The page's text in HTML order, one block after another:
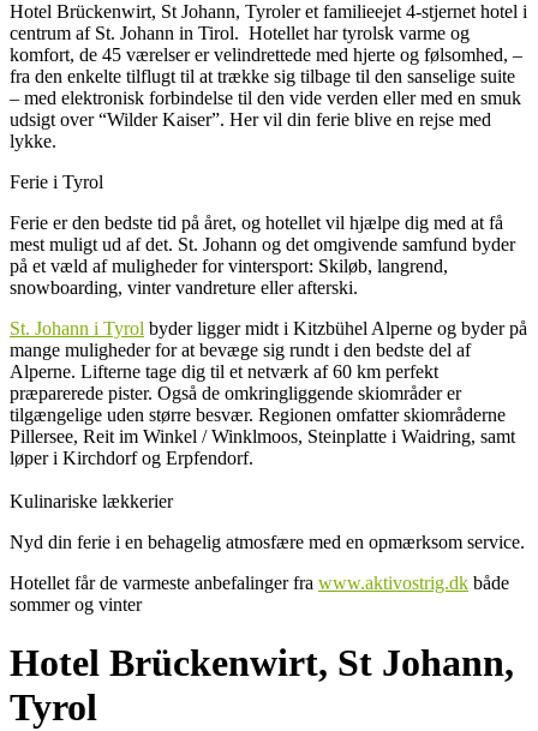
Hotel Brückenwirt, St Johann, Tyroler et familieejet 4-stjernet hotel i
centrum af St. Johann in Tirol. Hotellet har tyrolsk varme og
komfort, de 45 værelser er velindrettede med hjerte og følsomhed, –
fra den enkelte tilflugt til at trække sig tilbage til den sanselige suite
– med elektronisk forbindelse til den vide verden eller med en smuk
udsigt over “Wilder Kaiser”. Her vil din ferie blive en rejse med
lykke.
Ferie i Tyrol
Ferie er den bedste tid på året, og hotellet vil hjælpe dig med at få
mest muligt ud af det. St. Johann og det omgivende samfund byder
på et væld af muligheder for vintersport: Skiløb, langrend,
snowboarding, vinter vandreture eller afterski.
St. Johann i Tyrol byder ligger midt i Kitzbühel Alperne og byder på
mange muligheder for at bevæge sig rundt i den bedste del af
Alperne. Lifterne tage dig til et netværk af 60 km perfekt
præparerede pister. Også de omkringliggende skiområder er
tilgængelige uden større besvær. Regionen omfatter skiområderne
Pillersee, Reit im Winkel / Winklmoos, Steinplatte i Waidring, samt
løper i Kirchdorf og Erpfendorf.
Kulinariske lækkerier
Nyd din ferie i en behagelig atmosfære med en opmærksom service.
Hotellet får de varmeste anbefalinger fra www.aktivostrig.dk både
sommer og vinter
Hotel Brückenwirt, St Johann,
Tyrol